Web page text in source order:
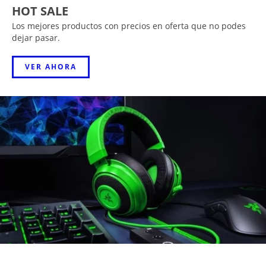
HOT SALE
Los mejores productos con precios en oferta que no podes
dejar pasar.
VER AHORA